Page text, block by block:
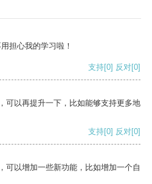
担心我的学习啦！
支持[0] 反对[0]
可以再提升一下，比如能够支持更多地
支持[0] 反对[0]
可以增加一些新功能，比如增加一个自